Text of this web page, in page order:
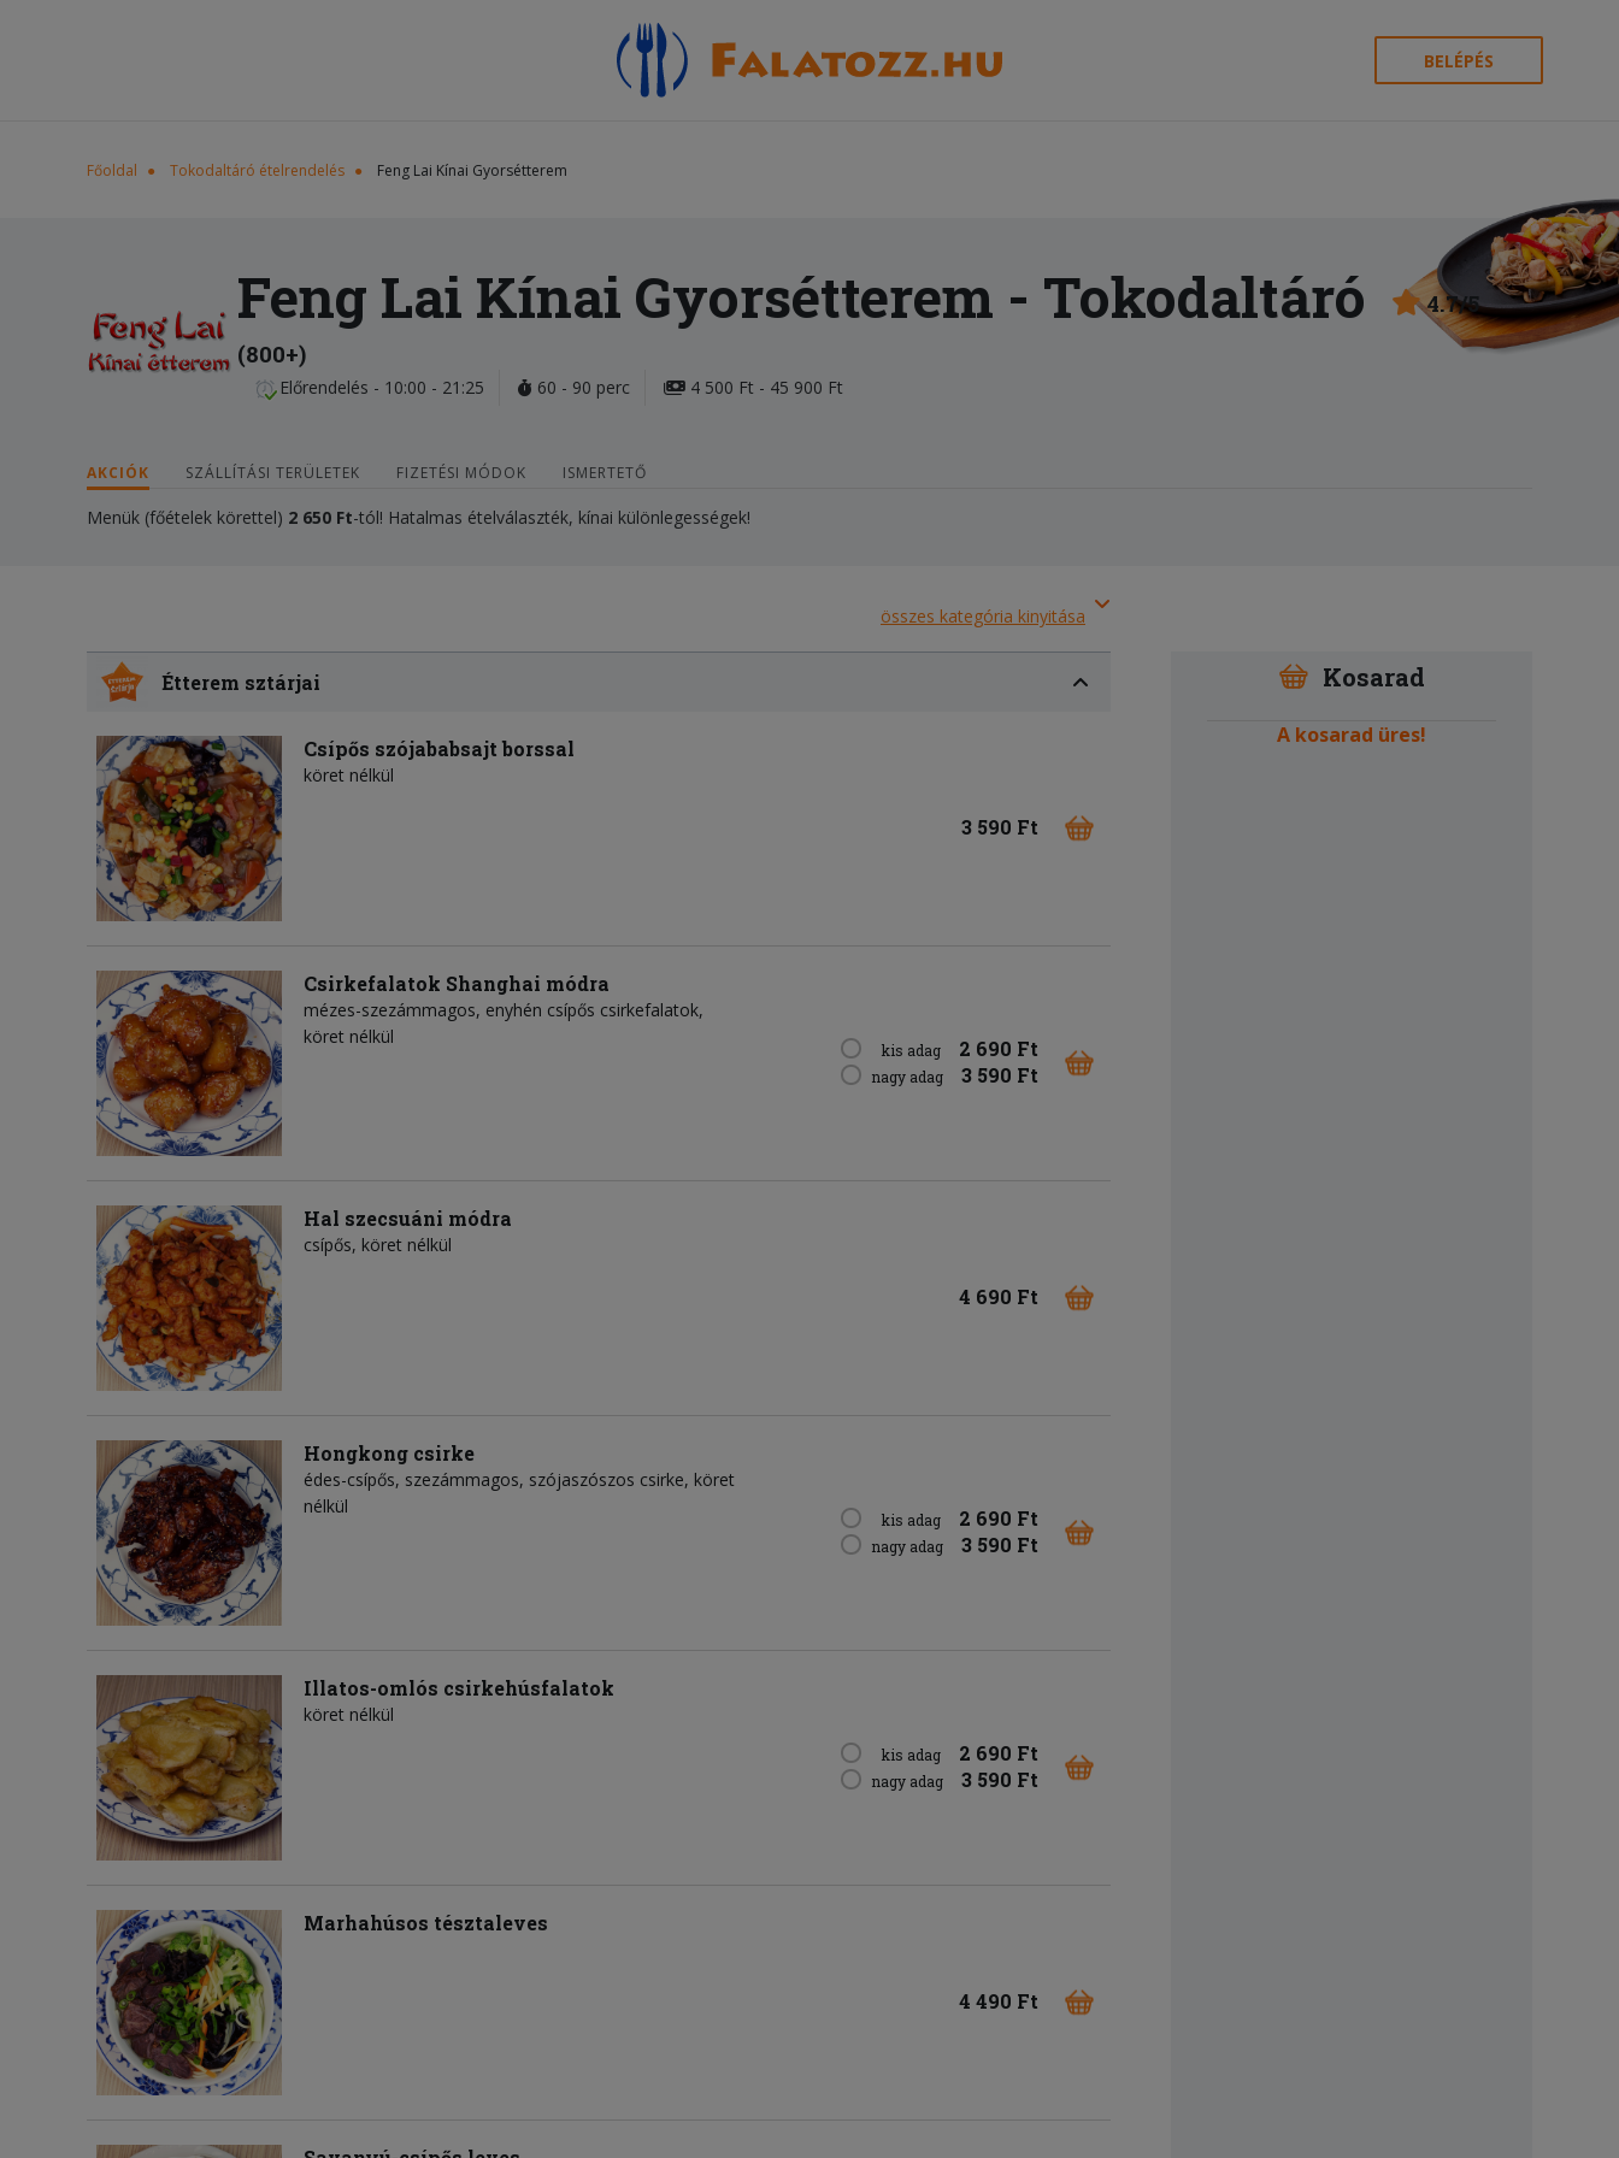
BELÉPÉS
Főoldal Tokodaltáró ételrendelés Feng Lai Kínai Gyorsétterem
Feng Lai Kínai Gyorsétterem - Tokodaltáró
4.7/5
(800+)
Előrendelés - 10:00 - 21:25 60 - 90 perc 4 500 Ft - 45 900 Ft
AKCIÓK SZÁLLÍTÁSI TERÜLETEK FIZETÉSI MÓDOK ISMERTETŐ
Menük (főételek körettel) 2 650 Ft-tól! Hatalmas ételválaszték, kínai különlegességek!
összes kategória kinyitása
Étterem sztárjai
Csípős szójababsajt borssal
köret nélkül
3 590 Ft
Csirkefalatok Shanghai módra
mézes-szezámmagos, enyhén csípős csirkefalatok,
köret nélkül
kis adag 2 690 Ft
nagy adag 3 590 Ft
Hal szecsuáni módra
csípős, köret nélkül
4 690 Ft
Hongkong csirke
édes-csípős, szezámmagos, szójaszószos csirke, köret
nélkül
kis adag 2 690 Ft
nagy adag 3 590 Ft
Illatos-omlós csirkehúsfalatok
köret nélkül
kis adag 2 690 Ft
nagy adag 3 590 Ft
Marhahúsos tésztaleves
4 490 Ft
Kosarad
A kosarad üres!